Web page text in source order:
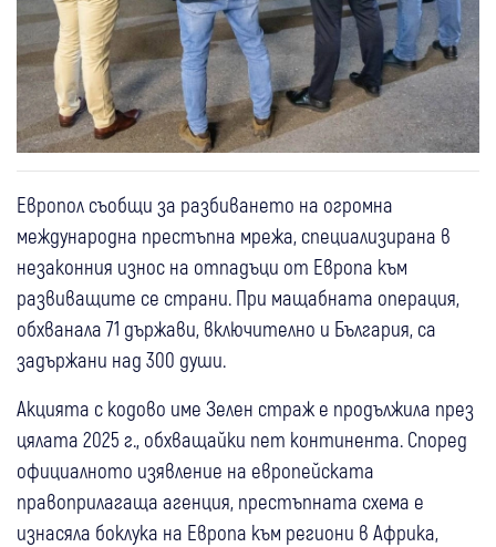
Европол съобщи за разбиването на огромна
международна престъпна мрежа, специализирана в
незаконния износ на отпадъци от Европа към
развиващите се страни. При мащабната операция,
обхванала 71 държави, включително и България, са
задържани над 300 души.
Акцията с кодово име Зелен страж е продължила през
цялата 2025 г., обхващайки пет континента. Според
официалното изявление на европейската
правоприлагаща агенция, престъпната схема е
изнасяла боклука на Европа към региони в Африка,